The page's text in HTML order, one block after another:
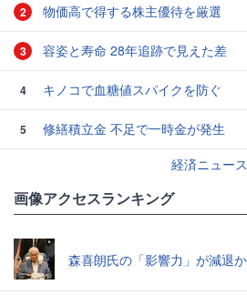
2 物価高で得する株主優待を厳選
3 容姿と寿命 28年追跡で見えた差
4 キノコで血糖値スパイクを防ぐ
5
修繕積立金 不足で一時金が発生
経済ニュー
画像アクセスランキング
森喜朗氏の「影響力」が減退か